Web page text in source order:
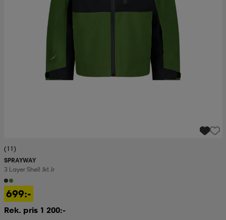
(11)
SPRAYWAY
3 Layer Shell Jkt Jr
699:-
Rek. pris 1 200:-